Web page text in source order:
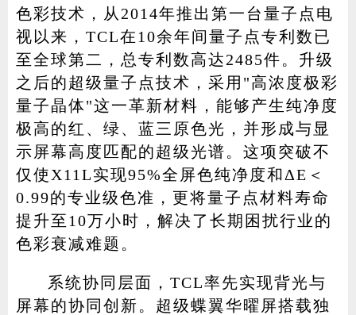
色彩技术，从2014年推出第一台量子点电
视以来，TCL在10余年间量子点专利数已
至全球第二，总专利数高达2485件。升级
之后的超级量子点技术，采用"高浓度极彩
量子晶体"这一革新材料，能够产生纯净度
极高的红、绿、蓝三原色光，并形成与显
示屏幕高度匹配的超级光谱。这项突破不
仅使X11L实现95%全屏色纯净度和ΔE＜
0.99的专业级色准，更将量子点材料寿命
提升至10万小时，解决了长期困扰行业的
色彩衰减难题。
系统协同层面，TCL率先实现背光与
屏幕的协同创新。超级蝶翼华曜屏搭载独